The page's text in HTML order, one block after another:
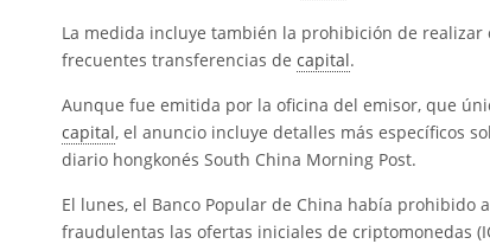
La medida incluye también la prohibición de realizar
frecuentes transferencias de capital.
Aunque fue emitida por la oficina del emisor, que
capital, el anuncio incluye detalles más específicos
diario hongkonés South China Morning Post.
El lunes, el Banco Popular de China había prohibido
fraudulentas las ofertas iniciales de criptomonedas